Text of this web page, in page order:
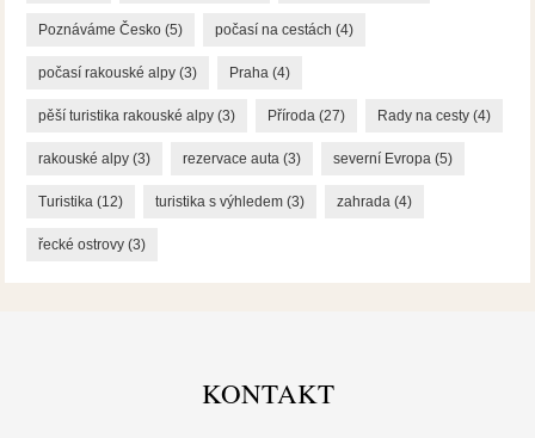
Poznáváme Česko (5) počasí na cestách (4)
počasí rakouské alpy (3) Praha (4)
pěší turistika rakouské alpy (3) Příroda (27) Rady na cesty (4)
rakouské alpy (3) rezervace auta (3) severní Evropa (5)
Turistika (12) turistika s výhledem (3) zahrada (4)
řecké ostrovy (3)
KONTAKT